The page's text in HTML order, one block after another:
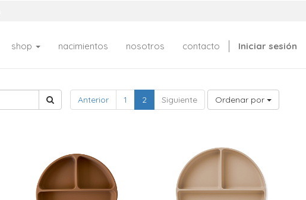
shop nacimientos nosotros contacto Iniciar sesión
Anterior 1 2 Siguiente Ordenar por